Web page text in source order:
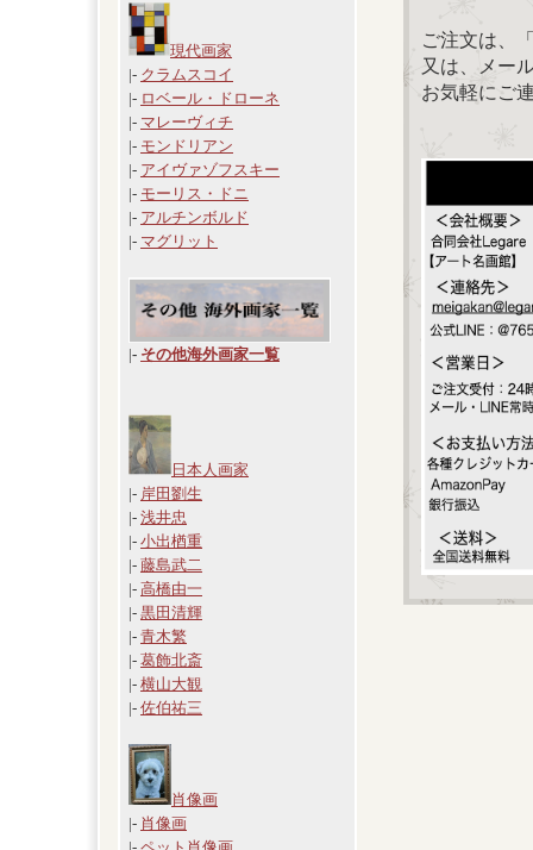
現代画家
|- クラムスコイ
|- ロベール・ドローネ
|- マレーヴィチ
|- モンドリアン
|- アイヴァゾフスキー
|- モーリス・ドニ
|- アルチンボルド
|- マグリット
|- その他海外画家一覧
日本人画家
|- 岸田劉生
|- 浅井忠
|- 小出楢重
|- 藤島武二
|- 高橋由一
|- 黒田清輝
|- 青木繁
|- 葛飾北斎
|- 横山大観
|- 佐伯祐三
肖像画
|- 肖像画
ご注文は、
又は、メー
お気軽にご